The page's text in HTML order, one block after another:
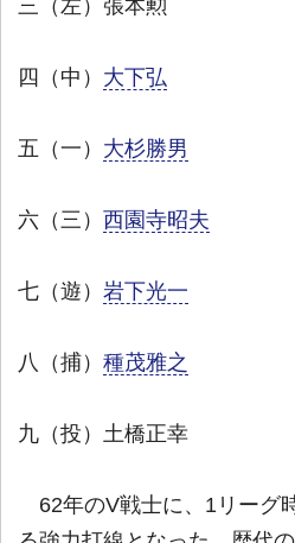
三（左）張本勲
四（中） 大下弘
五（一） 大杉勝男
六（三） 西園寺昭夫
七（遊） 岩下光一
八（捕） 種茂雅之
九（投）土橋正幸
62年のV戦士に、1リーグ